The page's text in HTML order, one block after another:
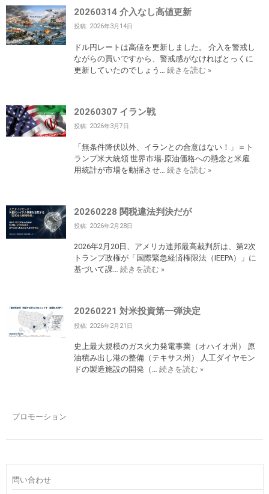
20260314 介入なし高値更新
投稿: 2026年3月14日
ドル円レートは高値を更新しました。 介入を警戒し
ながらの買いですから、警戒感がなければとっくに
更新していたのでしょう… 続きを読む »
20260307 イラン戦
投稿: 2026年3月7日
「無条件降伏以外、イランとの合意はない！」＝ト
ランプ米大統領 世界市場-原油価格への懸念と米雇
用統計が市場を動揺させ… 続きを読む »
20260228 関税違法判決だが
投稿: 2026年2月28日
2026年2月20日、アメリカ連邦最高裁判所は、第2次
トランプ政権が「国際緊急経済権限法（IEEPA）」に
基づいて課… 続きを読む »
20260221 対米投資第一弾決定
投稿: 2026年2月21日
史上最大規模のガス火力発電事業（オハイオ州） 原
油積み出し港の整備（テキサス州） 人工ダイヤモン
ドの製造施設の開発（… 続きを読む »
プロモーション
問い合わせ